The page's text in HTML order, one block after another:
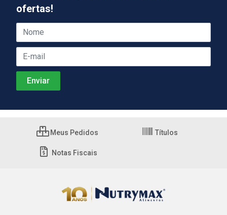
ofertas!
Meus Pedidos Títulos
Notas Fiscais